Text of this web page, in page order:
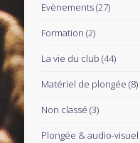
Evènements(27)
Formation (2)
La vie du club (44)
Matériel de plongée (8)
Non classé (3)
Plongée & audio-visuel